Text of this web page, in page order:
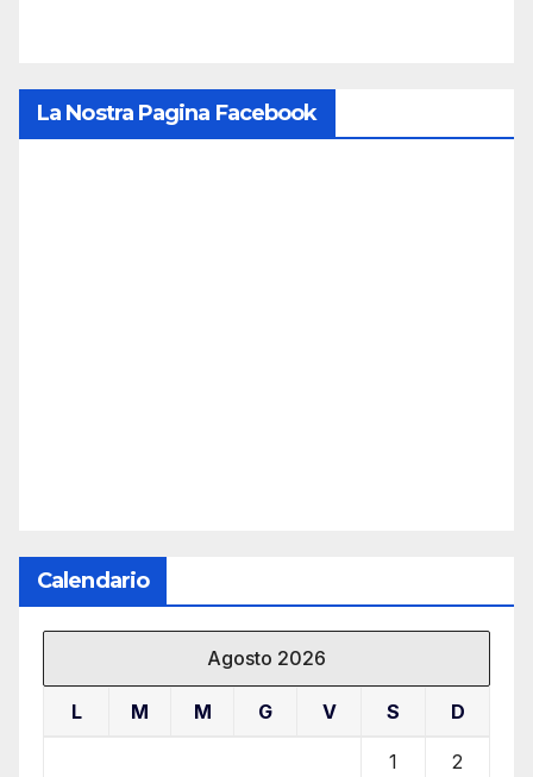
La Nostra Pagina Facebook
Calendario
Agosto 2026
L M M G V S D
1 2